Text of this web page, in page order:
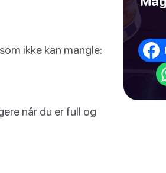
ikke kan mangle:
når du er full og